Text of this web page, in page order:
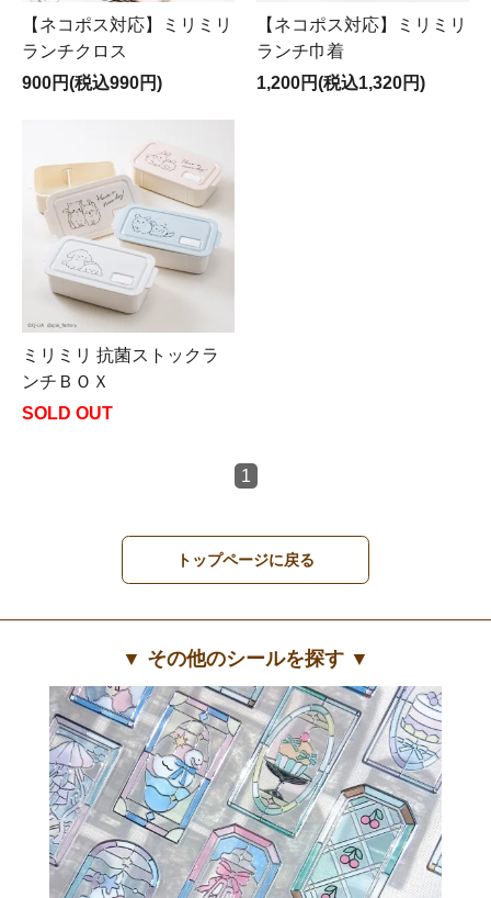
【ネコポス対応】ミリミリ
ランチクロス
900円(税込990円)
【ネコポス対応】ミリミリ
ランチ巾着
1,200円(税込1,320円)
ミリミリ 抗菌ストックラ
ンチＢＯＸ
SOLD OUT
1
トップページに戻る
▼ その他のシールを探す ▼